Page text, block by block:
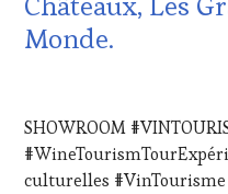
ÉCRITE,
RADIO,
PARTENAIRES
VIN
TOURISME
Monde.
2023
SHOWROOM
culturelles